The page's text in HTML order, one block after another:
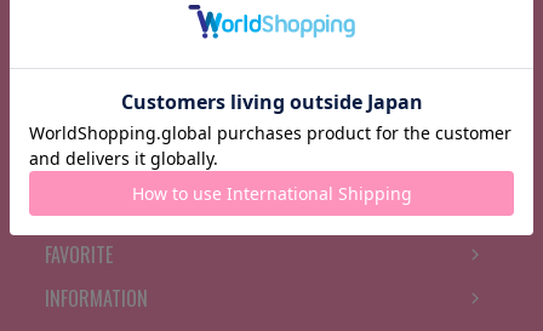
BRAND NEWS
RANKING
BOOK MARK
FAVORITE
INFORMATION